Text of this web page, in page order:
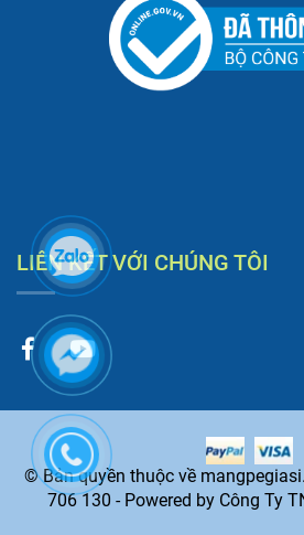
LIÊN KẾT VỚI CHÚNG TÔI
© Bản quyền thuộc về
706 130 - Powered by Công Ty